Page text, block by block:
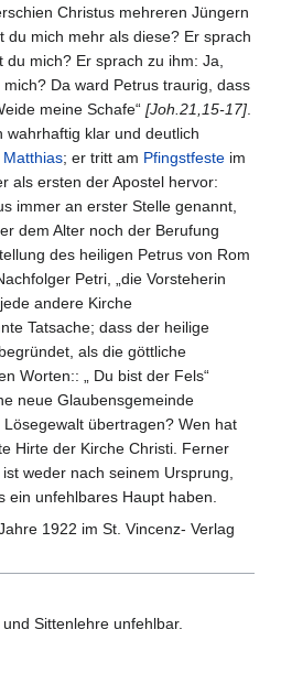
Christus mehreren Jüngern
du mich mehr als diese? Er sprach
mich? Er sprach zu ihm: Ja,
Da ward Petrus traurig, dass
meine Schafe“ [Joh.21,15-17].
klar und deutlich
Matthias; er tritt am Pfingstfeste im
als ersten der Apostel hervor:
immer an erster Stelle genannt,
dem Alter noch der Berufung
des heiligen Petrus von Rom
Petri, „die Vorsteherin
andere Kirche
Tatsache; dass der heilige
als die göttliche
Worten:: „ Du bist der Fels“
neue Glaubensgemeinde
übertragen? Wen hat
Hirte der Kirche Christi. Ferner
weder nach seinem Ursprung,
ein unfehlbares Haupt haben.
1922 im St. Vincenz- Verlag
Sittenlehre unfehlbar.